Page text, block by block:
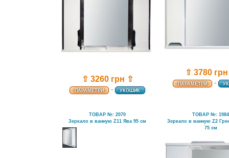
⇧ 3260 грн ⇧
ПАРАМЕТРИ - УКОШИК
⇧ 3780
ПАРАМЕТРИ -
ТОВАР №: 2070
Зеркало в ванную Z11 Ява 95 см
ТОВАР №: 1984
Зеркало в ванную Z2
75 см